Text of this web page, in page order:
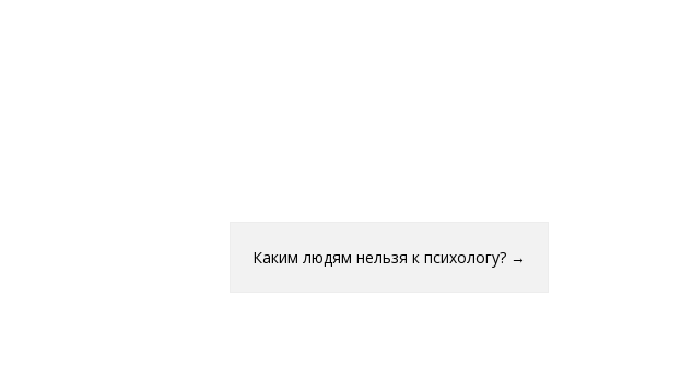
Каким людям нельзя к психологу? →